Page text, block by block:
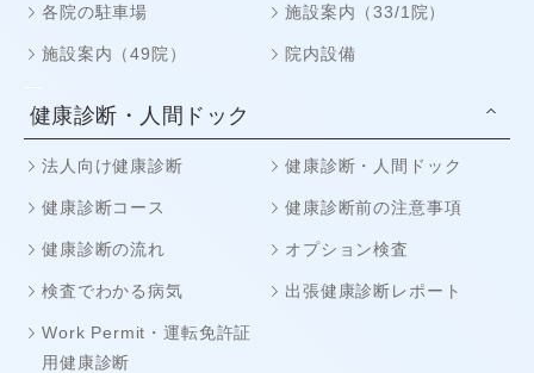
各院の駐車場 施設案内（33/1院）
施設案内（49院） 院内設備
健康診断・人間ドック
法人向け健康診断 健康診断・人間ドック
健康診断コース 健康診断前の注意事項
健康診断の流れ オプション検査
検査でわかる病気 出張健康診断レポート
Work Permit・運転免許証
用健康診断